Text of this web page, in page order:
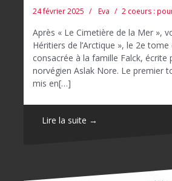
24 février 2025 Eva 2 coeurs :
Après « Le Cimetière de la Mer »,
Héritiers de l’Arctique », le 2e tome
consacrée à la famille Falck, écrite
norvégien Aslak Nore. Le premier
mis en[…]
Lire la suite →